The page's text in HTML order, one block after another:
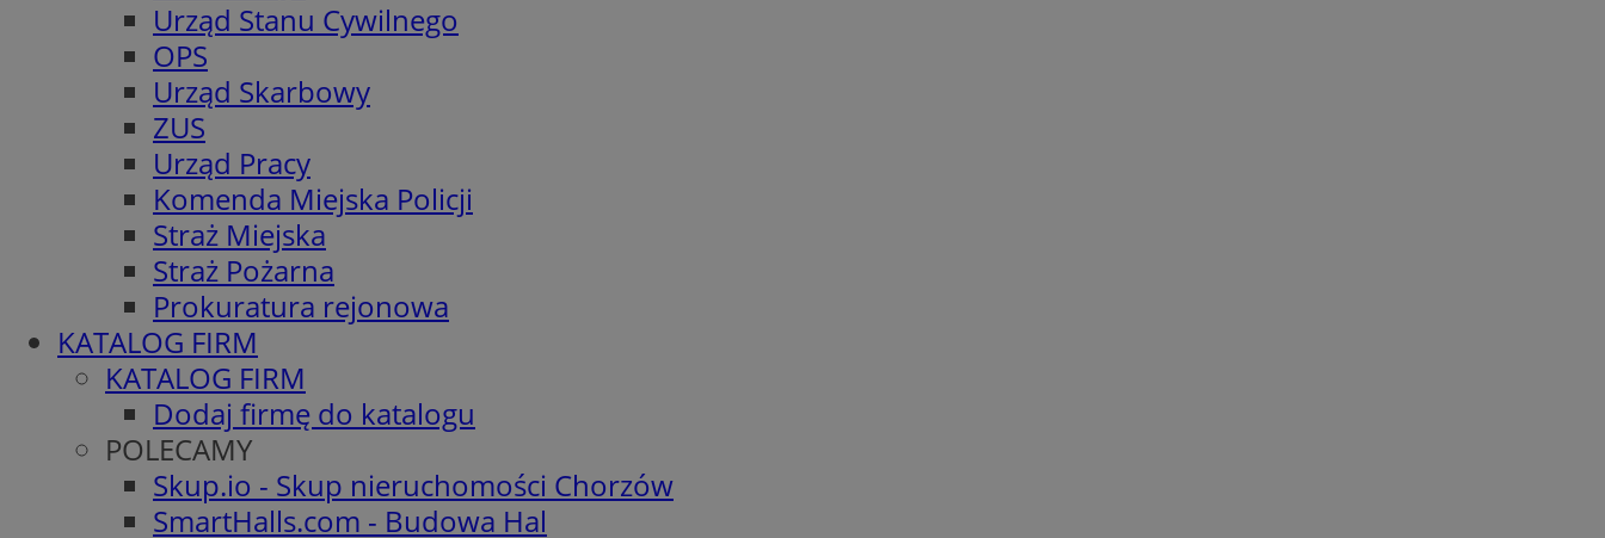
Urząd Stanu Cywilnego
OPS
Urząd Skarbowy
ZUS
Urząd Pracy
Komenda Miejska Policji
Straż Miejska
Straż Pożarna
Prokuratura rejonowa
KATALOG FIRM
KATALOG FIRM
Dodaj firmę do katalogu
POLECAMY
Skup.io - Skup nieruchomości Chorzów
SmartHalls.com - Budowa Hal